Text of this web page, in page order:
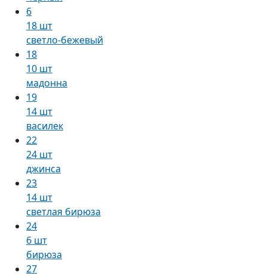
6
18 шт
светло-бежевый
18
10 шт
мадонна
19
14 шт
василек
22
24 шт
джинса
23
14 шт
светлая бирюза
24
6 шт
бирюза
27